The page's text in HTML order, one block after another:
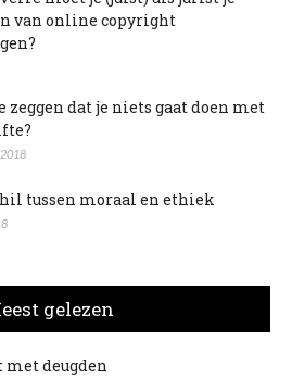
van online copyright
zeggen dat je niets gaat doen met
tussen moraal en ethiek
gelezen
met deugden